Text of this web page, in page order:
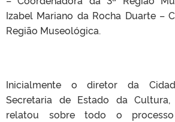
Izabel Mariano da Rocha Duarte –
Região Museológica.
Inicialmente o diretor da
Secretaria de Estado da Cultura,
relatou sobre todo o